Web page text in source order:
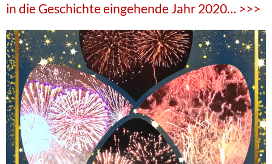
in die Geschichte eingehende Jahr 2020… >>>